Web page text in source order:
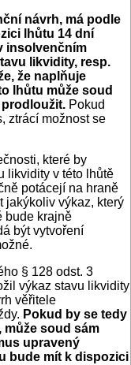
návrh, má podle
lhůtu 14 dní
insolvenčním
likvidity, resp.
že naplňuje
lhůtu může soud
Pokud
ztrácí možnost se
které by
likvidity v této lhůtě
potácejí na hraně
jakýkoliv výkaz, který
bude krajně
být vytvoření
§ 128 odst. 3
výkaz stavu likvidity
věřitele
Pokud by se tedy
může soud sám
upravený
bude mít k dispozici